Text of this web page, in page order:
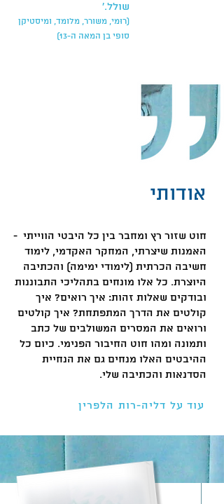
שולל.'
(רוּמי, משורר, מלומד, ומיסטיקן
סופי בן המאה ה-13)
אודותי
חוט שזור רץ ומחבר בין כל היבטי הווייתי -
האמנות שיצרתי, המחקר האקדמי, לימוד
חשיבה הכרתית (לימודי ימימה) והכתיבה
היוצרת. כל אלו מונחים בתהליכי התבוננות
ובודקים שאלות זהות: איך רואים? איך
קולטים את הדרך המתפתחת? איך קולטים
ורואים את המסרים המשולבים של כתב
ותמונה ומהו חוט החיבור הפנימי. כיום כל
ההיבטים האלו מנחים גם את הנחיית
הסדנאות והכתיבה שלי.
עוד על דליה-רות הלפרין